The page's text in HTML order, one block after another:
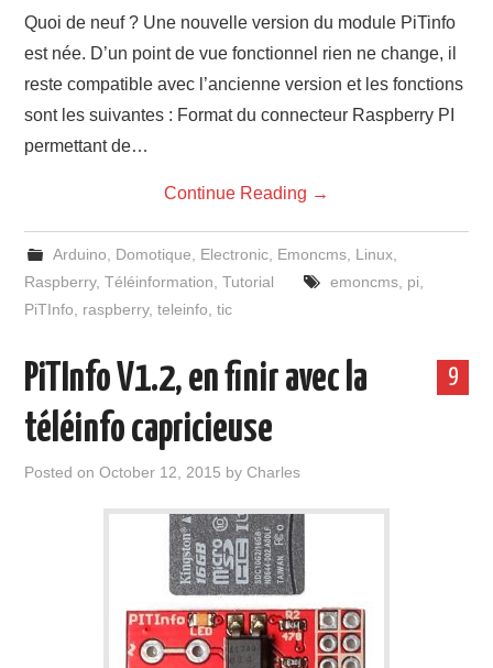
Quoi de neuf ? Une nouvelle version du module PiTinfo
est née. D’un point de vue fonctionnel rien ne change, il
reste compatible avec l’ancienne version et les fonctions
sont les suivantes : Format du connecteur Raspberry PI
permettant de…
Continue Reading →
Arduino Domotique Electronic, Emoncms, Linux,
Raspberry,Téléinformation ,Tutorial emoncms, pi
PiTInfo
raspberry,teleinfo ,tic
9
PiTInfo V1.2, en finir avec la
téléinfo capricieuse
Posted onOctober 12, 2015 byCharles